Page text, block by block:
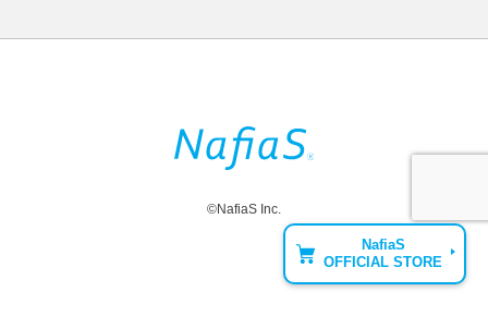
NafiaS
OFFICIAL STORE
©NafiaS Inc.